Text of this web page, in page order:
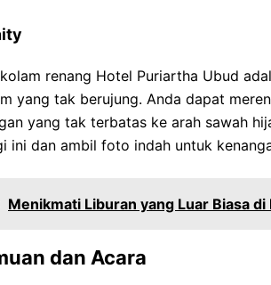
renang Hotel Puriartha Ubud
yang tak berujung. Anda dapat
yang tak terbatas ke arah sawah
ini dan ambil foto indah untuk
Menikmati Liburan yang Luar Biasa
dan Acara